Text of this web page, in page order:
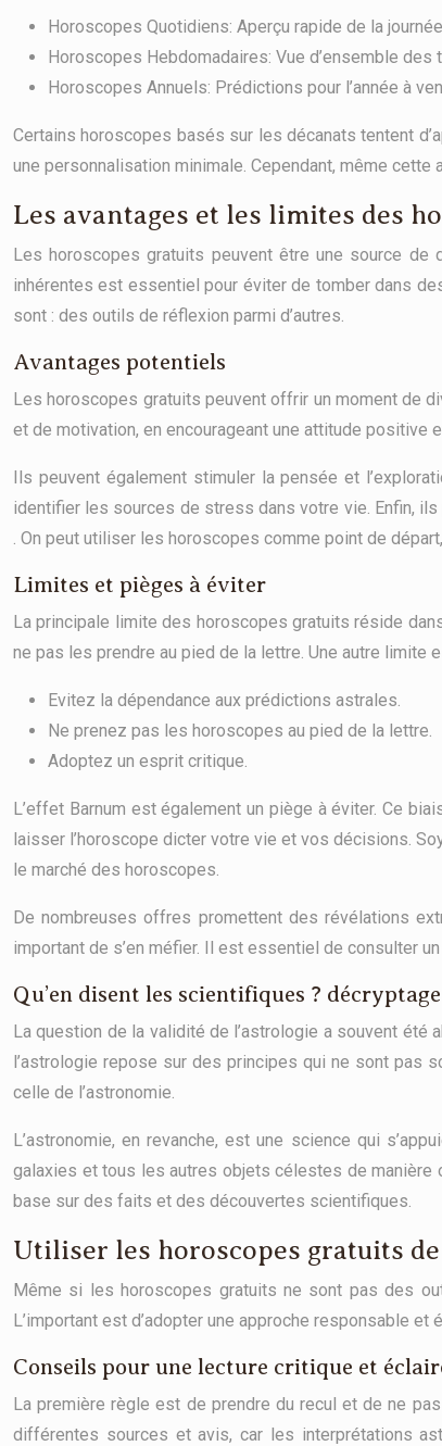
Horoscopes Quotidiens: Aperçu rapide de la journée
Horoscopes Hebdomadaires: Vue d’ensemble des
Horoscopes Annuels: Prédictions pour l’année à
Certains horoscopes basés sur les décanats tentent
une personnalisation minimale. Cependant, même
Les avantages et les limites des
Les horoscopes gratuits peuvent être une source
inhérentes est essentiel pour éviter de tomber dans
sont : des outils de réflexion parmi d’autres.
Avantages potentiels
Les horoscopes gratuits peuvent offrir un moment de
et de motivation, en encourageant une attitude
Ils peuvent également stimuler la pensée et
identifier les sources de stress dans votre vie. Enfin, ils
. On peut utiliser les horoscopes comme point de
Limites et pièges à éviter
La principale limite des horoscopes gratuits réside
ne pas les prendre au pied de la lettre. Une autre
Evitez la dépendance aux prédictions astrales.
Ne prenez pas les horoscopes au pied de la lettre.
Adoptez un esprit critique.
L’effet Barnum est également un piège à éviter. Ce
laisser l’horoscope dicter votre vie et vos décisions.
le marché des horoscopes.
De nombreuses offres promettent des révélations
important de s’en méfier. Il est essentiel de consulter un
Qu’en disent les scientifiques ? décryptage
La question de la validité de l’astrologie a souvent été
l’astrologie repose sur des principes qui ne sont pas
celle de l’astronomie.
L’astronomie, en revanche, est une science qui
galaxies et tous les autres objets célestes de manière
base sur des faits et des découvertes scientifiques.
Utiliser les horoscopes gratuits
Même si les horoscopes gratuits ne sont pas des
L’important est d’adopter une approche responsable
Conseils pour une lecture critique et
La première règle est de prendre du recul et de ne
différentes sources et avis, car les interprétations